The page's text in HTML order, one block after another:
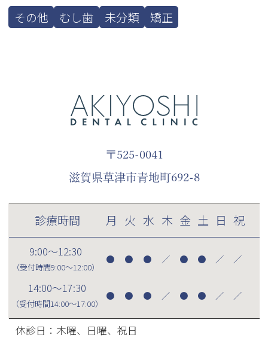
その他 むし歯 未分類 矯正
〒525-0041
滋賀県草津市青地町692-8
診療時間 月 火 水 木 金 土 日 祝
9:00～12:30
（受付時間9:00～12:00）
● ● ● ／ ● ● ／ ／
14:00～17:30
（受付時間14:00～17:00）
● ● ● ／ ● ● ／ ／
休診日：木曜、日曜、祝日